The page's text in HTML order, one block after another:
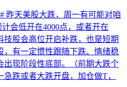
昨天美股大跌，周一有可能对咱
会低开在4000点，或者开在
技股会高位开启补跌，也是短期
，有一定惯性跟随下跌、情绪稳
出现阶段性底部。（前期大跌个
跌或者大跌开盘，加仓做T，